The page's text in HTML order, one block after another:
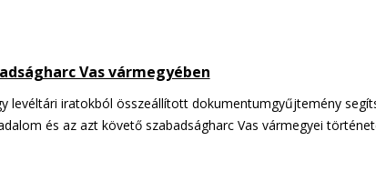
Vas vármegyében
levéltári iratokból összeállított dokumentumgyűjtemény
és az azt követő szabadságharc Vas vármegyei